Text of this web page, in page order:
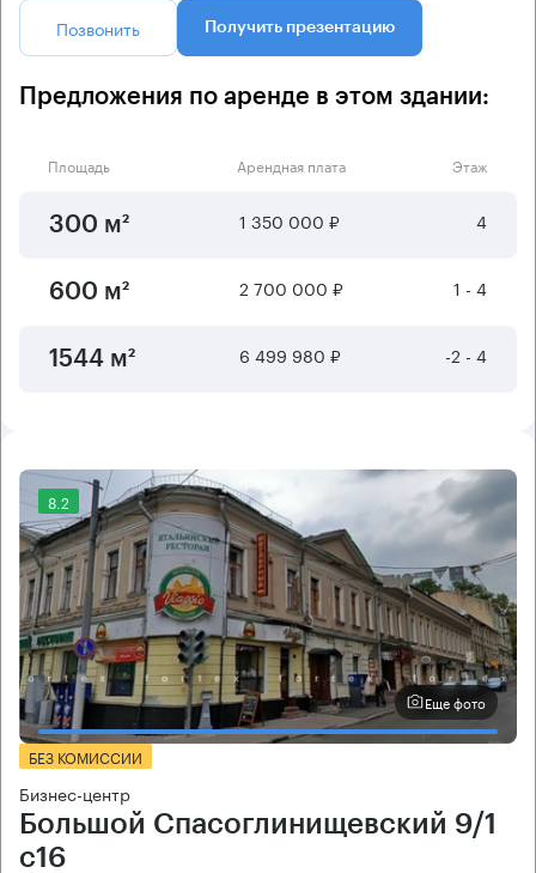
Позвонить Получить презентацию
Предложения по аренде в этом здании:
Площадь Арендная плата Этаж
300 м² 1 350 000 ₽ 4
600 м² 2 700 000 ₽ 1 - 4
1544 м² 6 499 980 ₽ -2 - 4
8.2
Еще фото
БЕЗ КОМИССИИ
Бизнес-центр
Большой Спасоглинищевский 9/1
с16